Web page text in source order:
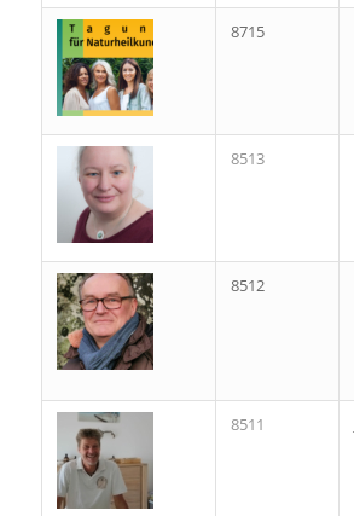
8715
8513
8512
8511